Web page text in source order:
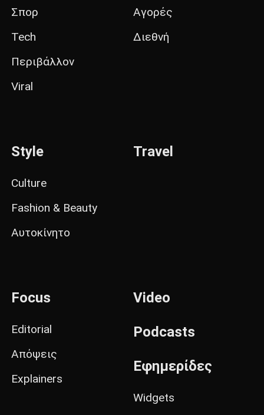
Σπορ
Tech
Περιβάλλον
Viral
Αγορές
Διεθνή
Style
Culture
Fashion & Beauty
Αυτοκίνητο
Travel
Focus
Editorial
Απόψεις
Explainers
Video
Podcasts
Εφημερίδες
Widgets